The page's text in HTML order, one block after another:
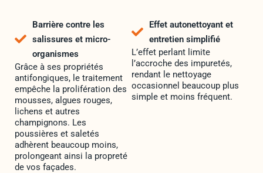
Barrière contre les
salissures et micro-
organismes
Grâce à ses propriétés
antifongiques, le traitement
empêche la prolifération des
mousses, algues rouges,
lichens et autres
champignons. Les
poussières et saletés
adhèrent beaucoup moins,
prolongeant ainsi la propreté
de vos façades.
Effet autonettoyant et
entretien simplifié
L’effet perlant limite
l’accroche des impuretés,
rendant le nettoyage
occasionnel beaucoup plus
simple et moins fréquent.